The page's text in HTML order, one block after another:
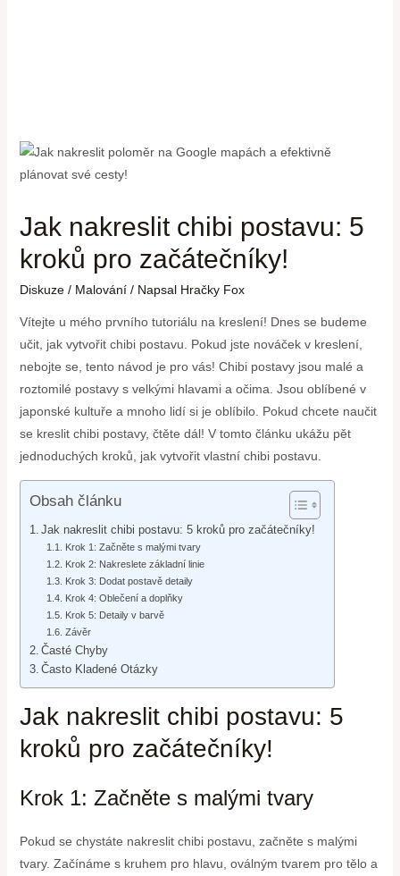
Jak nakreslit chibi postavu: 5
kroků pro začátečníky!
Diskuze / Malování/ Napsal Hračky Fox
Vítejte u mého prvního tutoriálu na kreslení! Dnes se budeme
učit, jak vytvořit chibi postavu. Pokud jste nováček v kreslení,
nebojte se, tento návod je pro vás! Chibi postavy jsou malé a
roztomilé postavy s velkými hlavami a očima. Jsou oblíbené v
japonské kultuře a mnoho lidí si je oblíbilo. Pokud chcete naučit
se kreslit chibi postavy, čtěte dál! V tomto článku ukážu pět
jednoduchých kroků, jak vytvořit vlastní chibi postavu.
Obsah článku
Jak nakreslit chibi postavu: 5 kroků pro začátečníky!
Krok 1: Začněte s malými tvary
Krok 2: Nakreslete základní linie
Krok 3: Dodat postavě detaily
Krok 4: Oblečení a doplňky
Krok 5: Detaily v barvě
Závěr
Časté Chyby
Často Kladené Otázky
Jak nakreslit chibi postavu: 5
kroků pro začátečníky!
Krok 1: Začněte s malými tvary
Pokud se chystáte nakreslit chibi postavu, začněte s malými
tvary. Začínáme s kruhem pro hlavu, oválným tvarem pro tělo a